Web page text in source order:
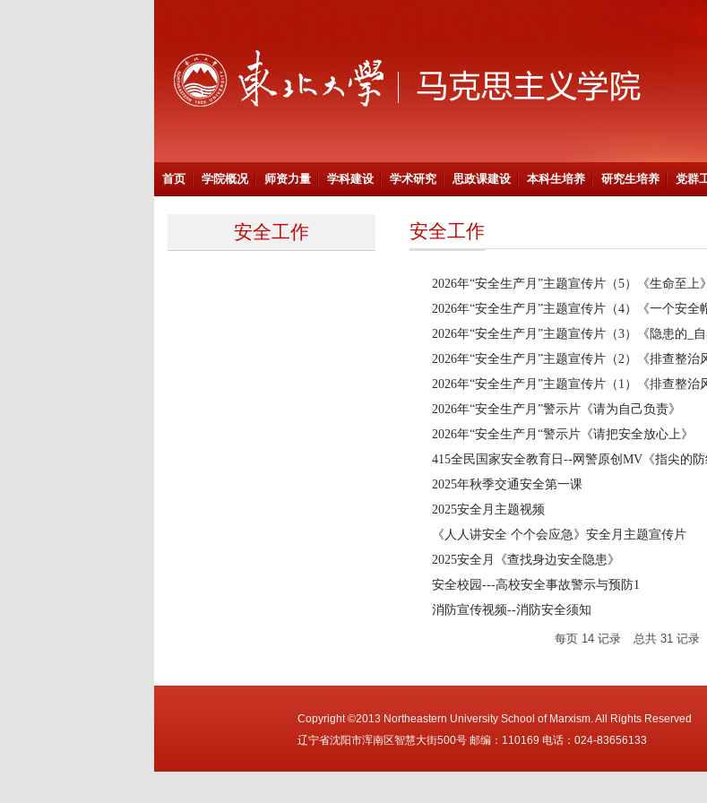
首页 学院概况 师资力量 学科建设 学术研究 思政课建设 本科生培养 研究生培养 党群
安全工作 安全工作
2026年“安全生产月”主题宣传片（5）《生命至上》
2026年“安全生产月”主题宣传片（4）《一个安全
2026年“安全生产月”主题宣传片（3）《隐患的_自
2026年“安全生产月”主题宣传片（2）《排查整治
2026年“安全生产月”主题宣传片（1）《排查整治
2026年“安全生产月”警示片《请为自己负责》
2026年“安全生产月“警示片《请把安全放心上》
415全民国家安全教育日--网警原创MV《指尖的防
2025年秋季交通安全第一课
2025安全月主题视频
《人人讲安全 个个会应急》安全月主题宣传片
2025安全月《查找身边安全隐患》
安全校园---高校安全事故警示与预防1
消防宣传视频--消防安全须知
每页 14 记录 总共 31 记录
Copyright ©2013 Northeastern University School of Marxism. All Rights Reserved
辽宁省沈阳市浑南区智慧大街500号 邮编：110169 电话：024-83656133